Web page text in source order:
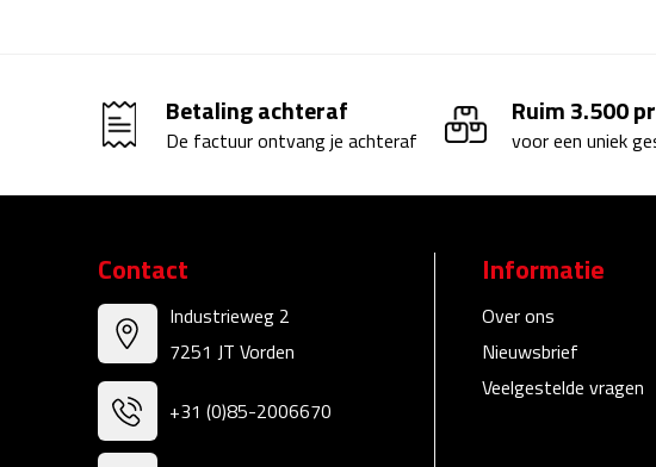
Betaling achteraf
De factuur ontvang je achteraf
Ruim 3.500
voor een uniek
Contact
Industrieweg 2
7251 JT Vorden
+31 (0)85-2006670
Informatie
Over ons
Nieuwsbrief
Veelgestelde vragen